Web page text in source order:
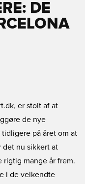
DE
er stolt af at
de nye
på året om at
det nu sikkert at
mange år frem.
i de velkendte